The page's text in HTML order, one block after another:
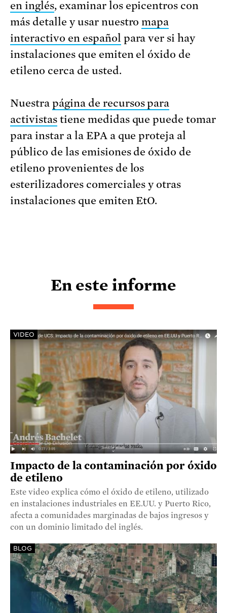
en inglés, examinar los epicentros con
más detalle y usar nuestro mapa
interactivo en español para ver si hay
instalaciones que emiten el óxido de
etileno cerca de usted.
Nuestra página de recursos para
activistastiene medidas que puede tomar
para instar a la EPA a que proteja al
público de las emisiones de óxido de
etileno provenientes de los
esterilizadores comerciales y otras
instalaciones que emiten EtO.
En este informe
VIDEO
Impacto de la contaminación por óxido
de etileno
Este video explica cómo el óxido de etileno, utilizado
en instalaciones industriales en EE.UU. y Puerto Rico,
afecta a comunidades marginadas de bajos ingresos y
con un dominio limitado del inglés.
BLOG